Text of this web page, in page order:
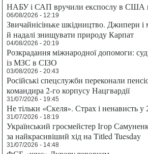
НАБУ і САП вручили експослу в США
06/08/2026 - 12:19
Звичайнісіньке шкідництво. Джипери і
й надалі знищувати природу Карпат
04/08/2026 - 20:19
Розкрадання міжнародної допомоги:
із МЗС в СІЗО
03/08/2026 - 20:43
Російські спецслужби переконали
командира 2-го корпусу Нацгвардії
31/07/2026 - 19:45
Не тільки «Скеля». Страх і ненависть
31/07/2026 - 18:19
Український гросмейстер Ігор
за найкрасивіший хід на Titled Tuesday
31/07/2026 - 14:48